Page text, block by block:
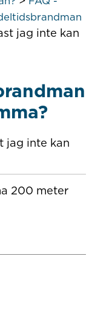
jag inte kan
jag inte kan
200 meter